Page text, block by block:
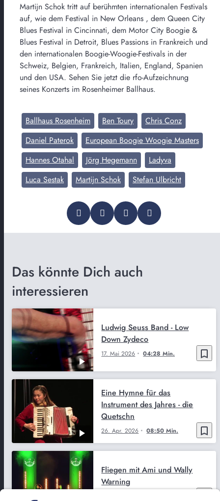
Martijn Schok tritt auf berühmten internationalen Festivals
auf, wie dem Festival in New Orleans , dem Queen City
Blues Festival in Cincinnati, dem Motor City Boogie &
Blues Festival in Detroit, Blues Passions in Frankreich und
den internationalen Boogie-Woogie-Festivals in der
Schweiz, Belgien, Frankreich, Italien, England, Spanien
und den USA. Sehen Sie jetzt die rfo-Aufzeichnung
seines Konzerts im Rosenheimer Ballhaus.
Ballhaus Rosenheim Ben Toury
Chris Conz
Daniel Paterok
European Boogie Woogie Masters
Hannes Otahal
Jörg Hegemann
Ladyva
Luca Sestak
Martijn Schok Stefan Ulbricht
Das könnte Dich auch
interessieren
bookmark_border
17. Mai 2026 04:28 Min.
Ludwig Seuss Band - Low
Down Zydeco
bookmark_border
26. Apr. 2026 08:50 Min.
Eine Hymne für das
Instrument des Jahres - die
Quetschn
Fliegen mit Ami und Wally
Warning